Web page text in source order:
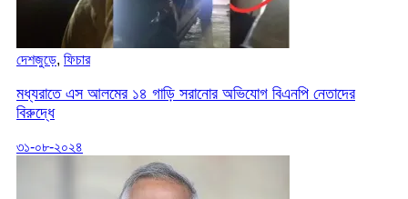
দেশজুড়ে, ফিচার
মধ্যরাতে এস আলমের ১৪ গাড়ি সরানোর অভিযোগ বিএনপি নেতাদের
বিরুদ্ধে
৩১-০৮-২০২৪